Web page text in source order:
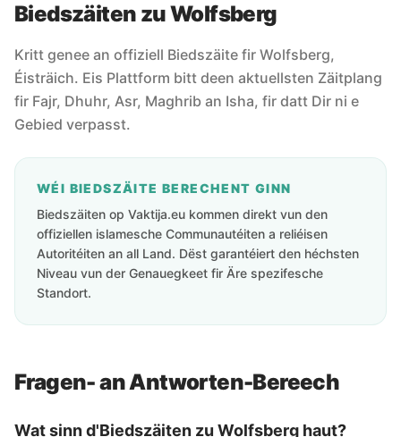
Biedszäiten zu Wolfsberg
Kritt genee an offiziell Biedszäite fir Wolfsberg,
Éisträich. Eis Plattform bitt deen aktuellsten Zäitplang
fir Fajr, Dhuhr, Asr, Maghrib an Isha, fir datt Dir ni e
Gebied verpasst.
WÉI BIEDSZÄITE BERECHENT GINN
Biedszäiten op Vaktija.eu kommen direkt vun den
offiziellen islamesche Communautéiten a reliéisen
Autoritéiten an all Land. Dëst garantéiert den héchsten
Niveau vun der Genauegkeet fir Äre spezifesche
Standort.
Fragen- an Antworten-Bereech
Wat sinn d'Biedszäiten zu Wolfsberg haut?